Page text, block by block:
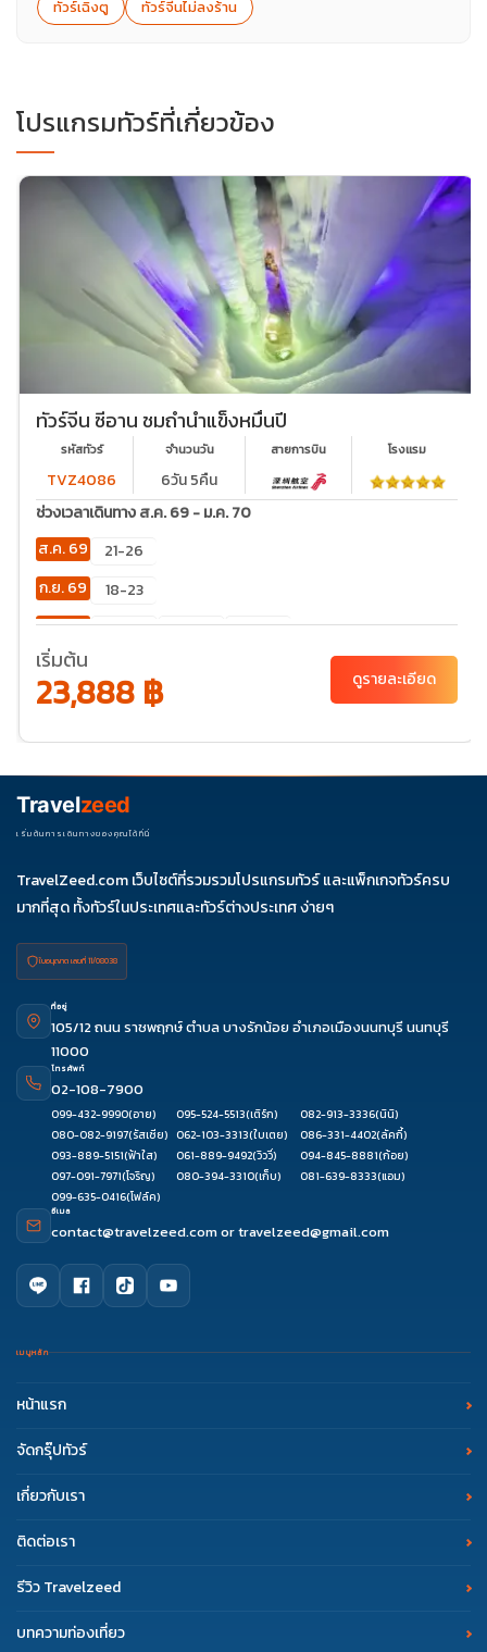
ทัวร์เฉิงตู
ทัวร์จีนไม่ลงร้าน
โปรแกรมทัวร์ที่เกี่ยวข้อง
ทัวร์จีน ซีอาน ชมถ้ำน้ำแข็งหมื่นปี
รหัสทัวร์
TVZ4086
จำนวนวัน
6วัน 5คืน
สายการบิน โรงเเรม
ช่วงเวลาเดินทาง ส.ค. 69 - ม.ค. 70
ส.ค. 69
21-26
ก.ย. 69
18-23
ต.ค. 69
02-
23-28
30-
พ.ย. 69
20-
ม.ค. 70
01-06
เริ่มต้น
23,888 ฿ ดูรายละเอียด
Travelzeed
เริ่มต้นการเดินทางของคุณได้ที่นี่
TravelZeed.com เว็บไซต์ที่รวมรวมโปรแกรมทัวร์ และแพ็กเกจทัวร์ครบ
มากที่สุด ทั้งทัวร์ในประเทศและทัวร์ต่างประเทศ ง่ายๆ
ใบอนุญาต เลขที่ 11/08038
ที่อยู่
105/12 ถนน ราชพฤกษ์ ตำบล บางรักน้อย อำเภอเมืองนนทบุรี นนทบุรี
11000
โทรศัพท์
02-108-7900
099-432-9990(อาย) 095-524-5513(เติร์ก) 082-913-3336(นินิ)
080-082-9197(รัสเซีย) 062-103-3313(ใบเตย) 086-331-4402(ลัคกี้)
093-889-5151(ฟ้าใส) 061-889-9492(วิววี่) 094-845-8881(ก้อย)
097-091-7971(โจริญ) 080-394-3310(เก็บ) 081-639-8333(แอม)
099-635-0416(โฟล์ค)
อีเมล
contact@travelzeed.comortravelzeed@gmail.com
เมนูหลัก
หน้าแรก
จัดกรุ๊ปทัวร์
เกี่ยวกับเรา
ติดต่อเรา
รีวิว Travelzeed
บทความท่องเที่ยว